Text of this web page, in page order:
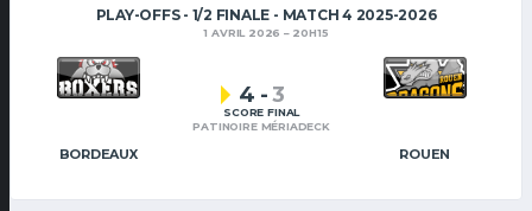
PLAY-OFFS - 1/2 FINALE - MATCH 4 2025-2026
1 AVRIL 2026 20H15
BORDEAUX ROUEN
4 -3
SCORE FINAL
PATINOIRE MÉRIADECK